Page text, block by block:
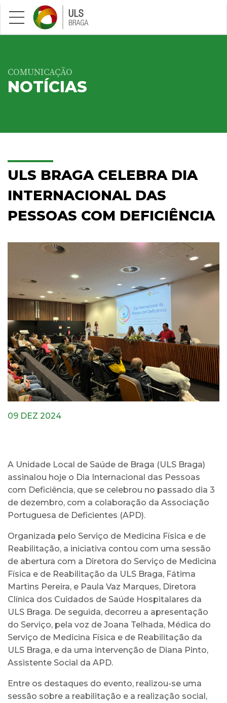
Saltar para conteúdo principal
COMUNICAÇÃO
NOTÍCIAS
ULS BRAGA CELEBRA DIA
INTERNACIONAL DAS
PESSOAS COM DEFICIÊNCIA
09 DEZ 2024
A Unidade Local de Saúde de Braga (ULS Braga)
assinalou hoje o Dia Internacional das Pessoas
com Deficiência, que se celebrou no passado dia 3
de dezembro, com a colaboração da Associação
Portuguesa de Deficientes (APD).
Organizada pelo Serviço de Medicina Física e de
Reabilitação, a iniciativa contou com uma sessão
de abertura com a Diretora do Serviço de Medicina
Física e de Reabilitação da ULS Braga, Fátima
Martins Pereira, e Paula Vaz Marques, Diretora
Clínica dos Cuidados de Saúde Hospitalares da
ULS Braga. De seguida, decorreu a apresentação
do Serviço, pela voz de Joana Telhada, Médica do
Serviço de Medicina Física e de Reabilitação da
ULS Braga, e da uma intervenção de Diana Pinto,
Assistente Social da APD.
Entre os destaques do evento, realizou-se uma
sessão sobre a reabilitação e a realização social,